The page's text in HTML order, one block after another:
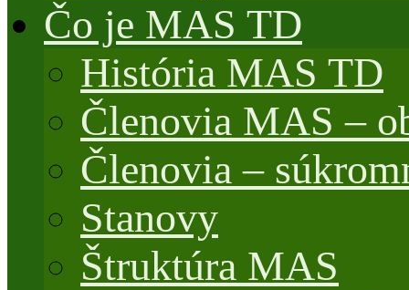
Čo je MAS TD
História MAS TD
Členovia MAS –
Členovia –
Stanovy
Štruktúra MAS